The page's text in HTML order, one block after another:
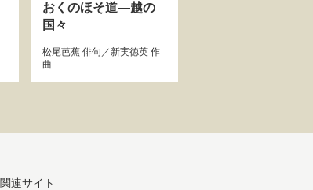
おくのほそ道―越の
国々
松尾芭蕉 俳句／新実徳英 作
曲
関連サイト